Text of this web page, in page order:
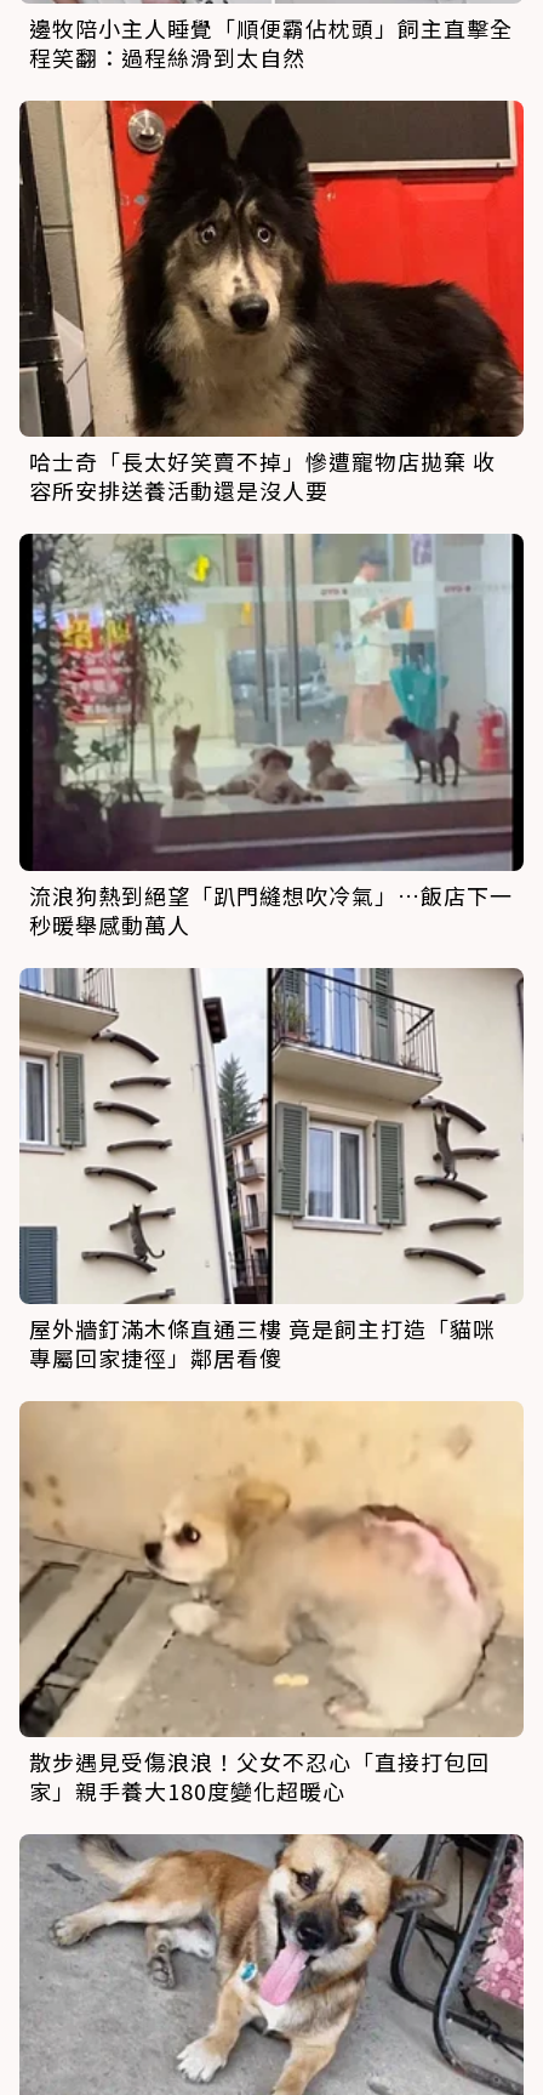
邊牧陪小主人睡覺「順便霸佔枕頭」飼主直擊全
程笑翻：過程絲滑到太自然
哈士奇「長太好笑賣不掉」慘遭寵物店拋棄 收
容所安排送養活動還是沒人要
流浪狗熱到絕望「趴門縫想吹冷氣」…飯店下一
秒暖舉感動萬人
屋外牆釘滿木條直通三樓 竟是飼主打造「貓咪
專屬回家捷徑」鄰居看傻
散步遇見受傷浪浪！父女不忍心「直接打包回
家」親手養大180度變化超暖心